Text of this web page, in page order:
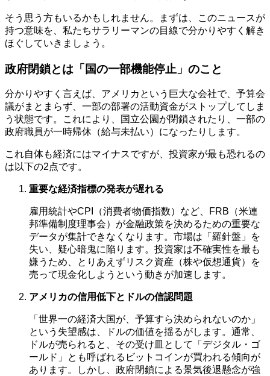
そう思う方もいるかもしれません。まずは、このニュースが
持つ意味を、私たちサラリーマンの目線で分かりやすく解き
ほぐしていきましょう。
政府閉鎖とは「国の一部機能停止」のこと
分かりやすく言えば、アメリカという巨大な会社で、予算会
議がまとまらず、一部の部署の活動資金がストップしてしま
う状態です。これにより、国立公園が閉鎖されたり、一部の
政府職員が一時帰休（給与未払い）になったりします。
これ自体も経済にはマイナスですが、投資家が最も恐れるの
は以下の2点です。
重要な経済指標の発表が遅れる
雇用統計やCPI（消費者物価指数）など、FRB（米連
邦準備制度理事会）が金融政策を決めるための重要な
データが集計できなくなります。市場は「羅針盤」を
失い、疑心暗鬼に陥ります。投資家は不確実性を最も
嫌うため、とりあえずリスク資産（株や仮想通貨）を
売って現金化しようという動きが加速します。
アメリカの信用低下とドルの信認問題
「世界一の経済大国が、予算すら決められないのか」
という失望感は、ドルの価値を揺るがします。通常、
ドルが売られると、その受け皿として「デジタル・ゴ
ールド」とも呼ばれるビットコインが買われる傾向が
あります。しかし、政府閉鎖による景気後退懸念が強